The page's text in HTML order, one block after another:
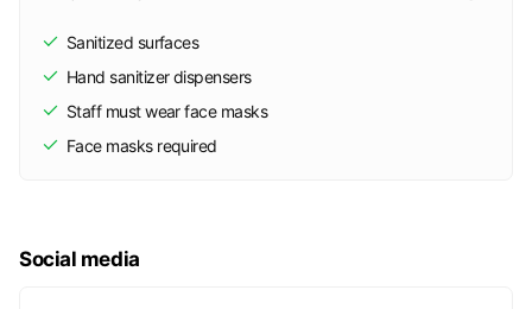
Sanitized surfaces
Hand sanitizer dispensers
Staff must wear face masks
Face masks required
Social media